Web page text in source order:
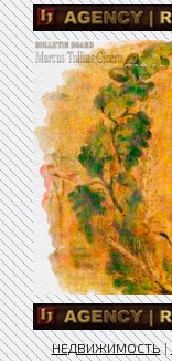
НЕДВИЖИМОСТЬ|